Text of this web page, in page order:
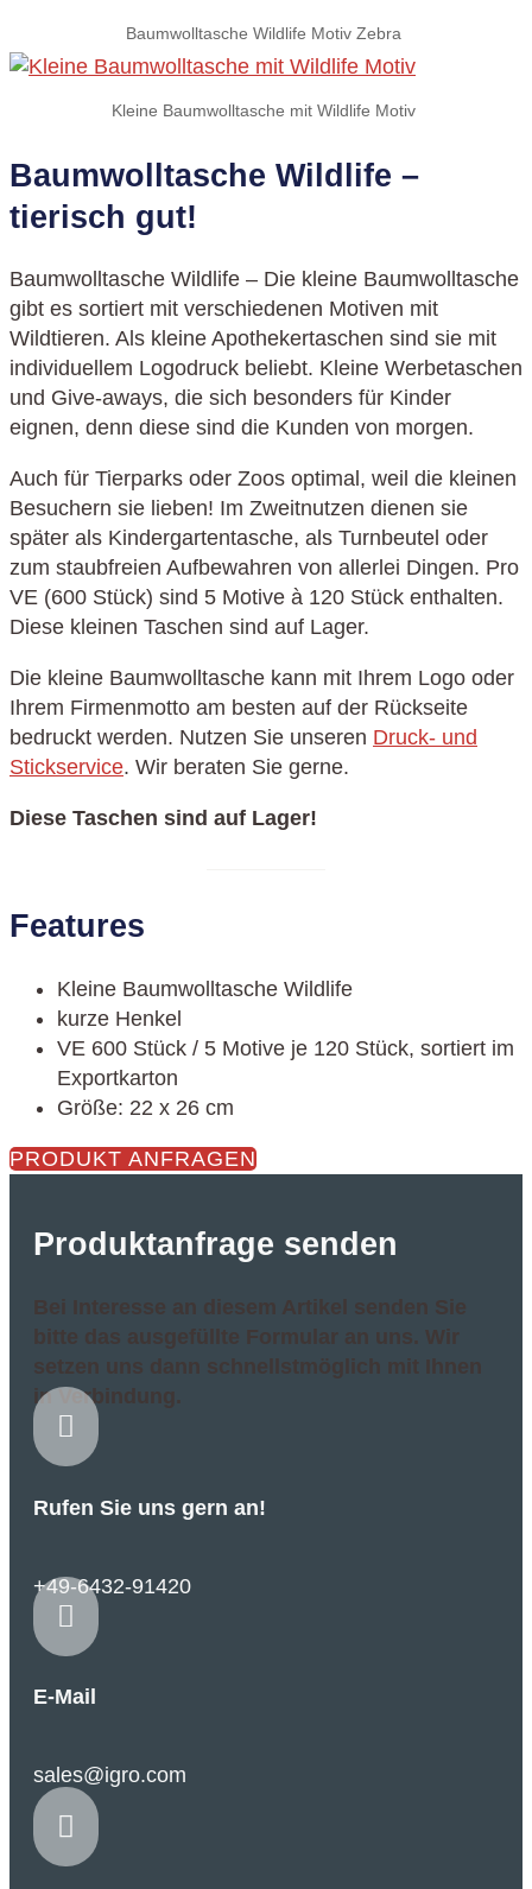
Baumwolltasche Wildlife Motiv Zebra
Kleine Baumwolltasche mit Wildlife Motiv
Baumwolltasche Wildlife –
tierisch gut!
Baumwolltasche Wildlife – Die kleine Baumwolltasche
gibt es sortiert mit verschiedenen Motiven mit
Wildtieren. Als kleine Apothekertaschen sind sie mit
individuellem Logodruck beliebt. Kleine Werbetaschen
und Give-aways, die sich besonders für Kinder
eignen, denn diese sind die Kunden von morgen.
Auch für Tierparks oder Zoos optimal, weil die kleinen
Besuchern sie lieben! Im Zweitnutzen dienen sie
später als Kindergartentasche, als Turnbeutel oder
zum staubfreien Aufbewahren von allerlei Dingen. Pro
VE (600 Stück) sind 5 Motive à 120 Stück enthalten.
Diese kleinen Taschen sind auf Lager.
Die kleine Baumwolltasche kann mit Ihrem Logo oder
Ihrem Firmenmotto am besten auf der Rückseite
bedruckt werden. Nutzen Sie unseren Druck- und
Stickservice. Wir beraten Sie gerne.
Diese Taschen sind auf Lager!
Features
Kleine Baumwolltasche Wildlife
kurze Henkel
VE 600 Stück / 5 Motive je 120 Stück, sortiert im
Exportkarton
Größe: 22 x 26 cm
PRODUKT ANFRAGEN
Produktanfrage senden
Bei Interesse an diesem Artikel senden Sie
bitte das ausgefüllte Formular an uns. Wir
setzen uns dann schnellstmöglich mit Ihnen
in Verbindung.

Rufen Sie uns gern an!
+49-6432-91420

E-Mail
sales@igro.com
